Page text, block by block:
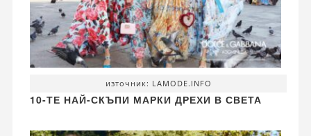
източник: LAMODE.INFO
10-ТЕ НАЙ-СКЪПИ МАРКИ ДРЕХИ В СВЕТА